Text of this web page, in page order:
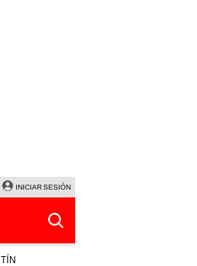
CORTE DE LUZ VIERNES 7 DE AGOSTO
INICIAR SESIÓN